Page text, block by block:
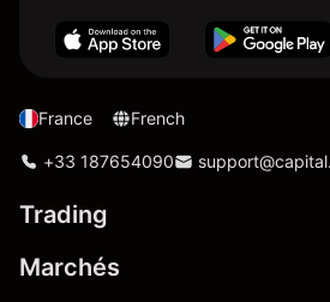
France French
+33 187654090
Trading
Marchés